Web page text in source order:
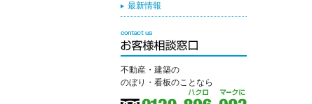
最新情報
不動産・建築の
のぼり・看板のことなら